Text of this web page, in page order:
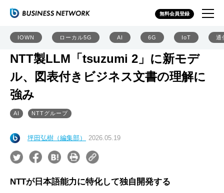
無料会員登録
IOWN ローカル5G AI 6G IoT 通
NTT製LLM「tsuzumi 2」に新モデ
ル、図表付きビジネス文書の理解に
強み
AI NTTグループ
坪田弘樹（編集部） 2026.05.19
NTTが日本語能力に特化して独自開発する